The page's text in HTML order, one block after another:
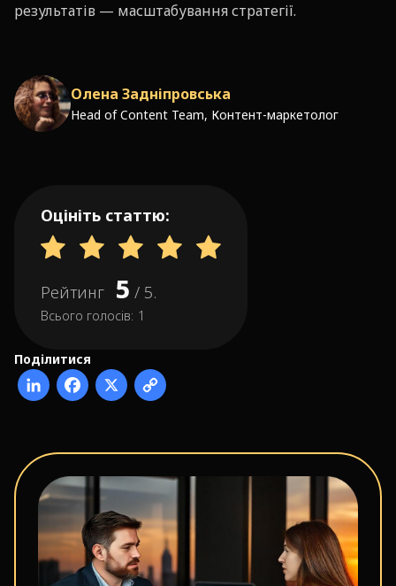
результатів — масштабування стратегії.
Олена Задніпровська
Head of Content Team, Контент-маркетолог
Оцініть статтю:
Рейтинг 5 / 5.
Всього голосів: 1
Поділитися